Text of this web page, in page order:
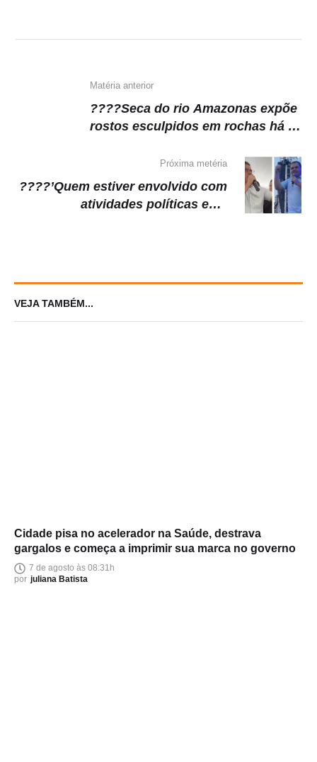
Matéria anterior
????Seca do rio Amazonas expõe
rostos esculpidos em rochas há 2
Próxima metéria
????’Quem estiver envolvido com
atividades políticas está
VEJA TAMBÉM...
Cidade pisa no acelerador na Saúde, destrava
gargalos e começa a imprimir sua marca no governo
7 de agosto às 08:31h
por juliana Batista